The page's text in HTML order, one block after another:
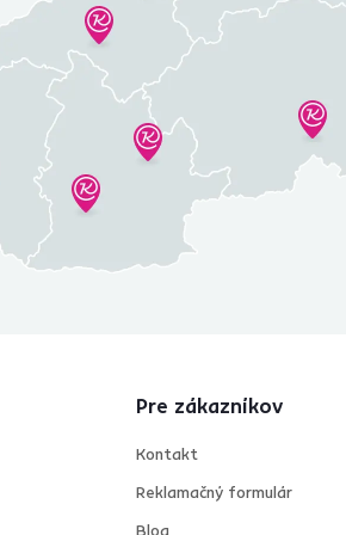
Pre zákazníkov
Kontakt
Reklamačný formulár
Blog